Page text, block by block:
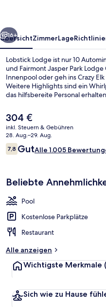
Weiter
16+
ÜbersichtZimmerLage
Lobstick Lodge ist nur 10
und Fairmont Jasper Park
Innenpool oder geh ins Crazy
Weitere Highlights sind ein
das hilfsbereite Personal
Der
aktuelle
Preis
beträgt
304 €.
304 €
inkl. Steuern & Gebühren
28. Aug.–29. Aug.
Bewertungen
7,87,8 von 10.
GutAlle 1.005
Beliebte
Pool
Kostenlose Parkplätze
Restaurant
Alle anzeigen
Wichtigste Merkmale
Sich wie zu Hause